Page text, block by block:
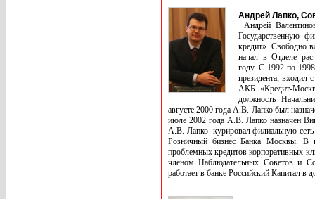
Андрей Лапко,
Андрей
Государственную
кредит». Свободно
начал в Отделе
году. С 1992 по
президента, входил
АКБ «Кредит-
должность
августе 2000 года А.В. Лапко был
июле 2002 года А.В. Лапко назначен
А.В. Лапко курировал филиальную сеть
Розничный бизнес Банка Москвы. В
проблемных кредитов корпоративных
членом Наблюдательных Советов и
работает в банке Российский Капитал в